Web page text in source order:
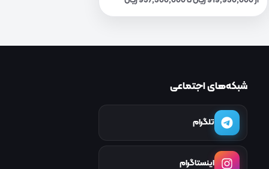
شبکه‌های اجتماعی
تلگرام
اینستاگرام